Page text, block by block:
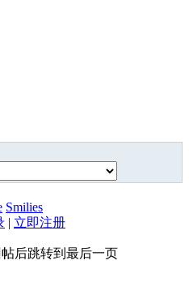
Smilies
| 立即注册
帖后跳转到最后一页